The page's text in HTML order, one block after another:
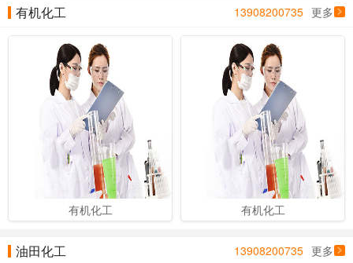
有机化工 更多
13908200735
有机化工 有机化工
油田化工 更多
13908200735